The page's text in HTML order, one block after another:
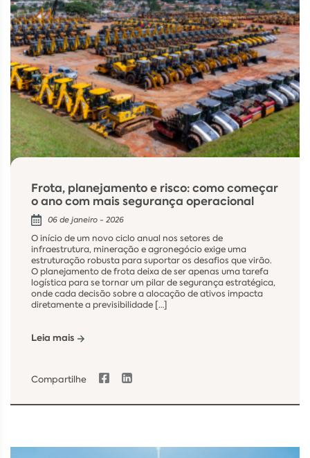
Frota, planejamento e risco: como começar
o ano com mais segurança operacional
06 de janeiro - 2026
O início de um novo ciclo anual nos setores de
infraestrutura, mineração e agronegócio exige uma
estruturação robusta para suportar os desafios que virão.
O planejamento de frota deixa de ser apenas uma tarefa
logística para se tornar um pilar de segurança estratégica,
onde cada decisão sobre a alocação de ativos impacta
diretamente a previsibilidade […]
Leia mais
Compartilhe